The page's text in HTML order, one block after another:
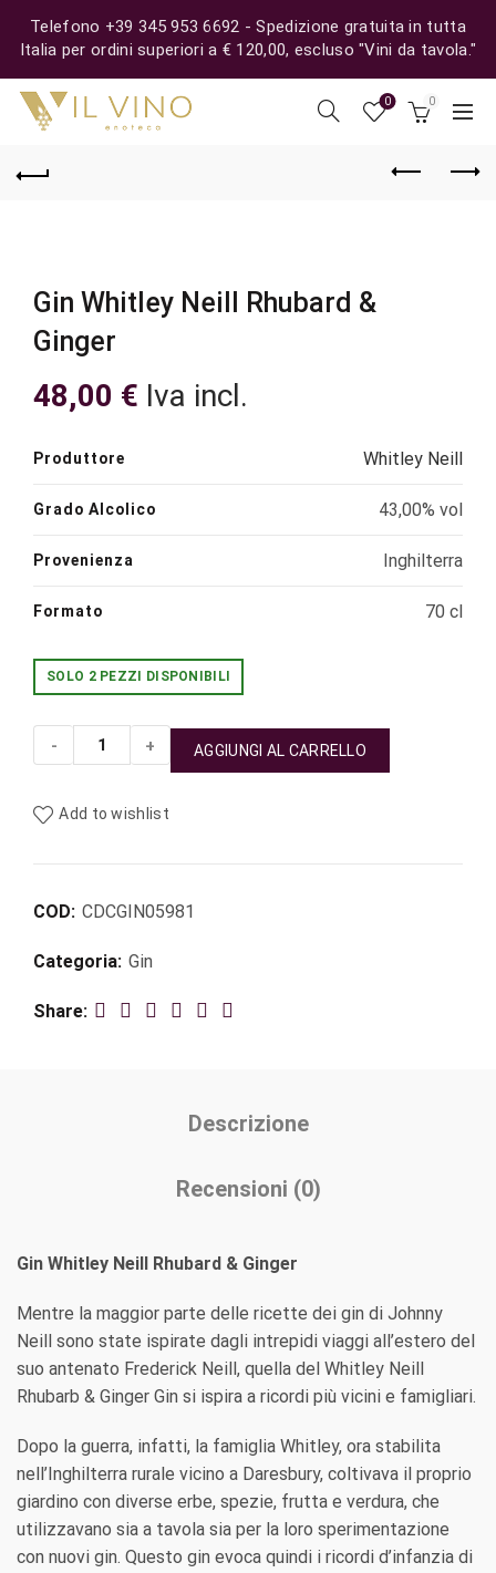
Telefono +39 345 953 6692 - Spedizione gratuita in tutta
Italia per ordini superiori a € 120,00, escluso "Vini da tavola."
0 0
Gin Whitley Neill Rhubard &
Ginger
48,00 € Iva incl.
Produttore Whitley Neill
Grado Alcolico 43,00% vol
Provenienza Inghilterra
Formato 70 cl
SOLO 2 PEZZI DISPONIBILI
Gin Whitley Neill Rhubard & Ginger quantità
AGGIUNGI AL CARRELLO
Add to wishlist
COD: CDCGIN05981
Categoria: Gin
Share
Descrizione
Recensioni (0)
Gin Whitley Neill Rhubard & Ginger
Mentre la maggior parte delle ricette dei gin di Johnny
Neill sono state ispirate dagli intrepidi viaggi all’estero del
suo antenato Frederick Neill, quella del Whitley Neill
Rhubarb & Ginger Gin si ispira a ricordi più vicini e famigliari.
Dopo la guerra, infatti, la famiglia Whitley, ora stabilita
nell’Inghilterra rurale vicino a Daresbury, coltivava il proprio
giardino con diverse erbe, spezie, frutta e verdura, che
utilizzavano sia a tavola sia per la loro sperimentazione
con nuovi gin. Questo gin evoca quindi i ricordi d’infanzia di